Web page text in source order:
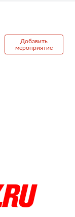
Добавить
мероприятие